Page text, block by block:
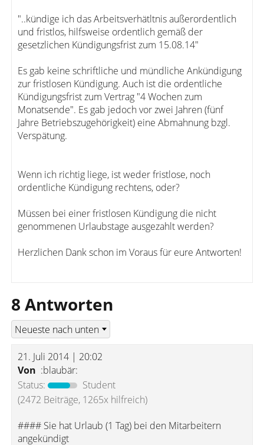
"..kündige ich das Arbeitsverhätltnis außerordentlich
und fristlos, hilfsweise ordentlich gemäß der
gesetzlichen Kündigungsfrist zum 15.08.14"
Es gab keine schriftliche und mündliche Ankündigung
zur fristlosen Kündigung. Auch ist die ordentliche
Kündigungsfrist zum Vertrag "4 Wochen zum
Monatsende". Es gab jedoch vor zwei Jahren (fünf
Jahre Betriebszugehörigkeit) eine Abmahnung bzgl.
Verspätung.
Wenn ich richtig liege, ist weder fristlose, noch
ordentliche Kündigung rechtens, oder?
Müssen bei einer fristlosen Kündigung die nicht
genommenen Urlaubstage ausgezahlt werden?
Herzlichen Dank schon im Voraus für eure Antworten!
8 Antworten
21. Juli 2014 | 20:02
Von :blaubär:
Status:
Student
(2472 Beiträge, 1265x hilfreich)
#### Sie hat Urlaub (1 Tag) bei den Mitarbeitern
angekündigt